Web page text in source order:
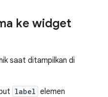
ke widget
saat ditampilkan di
label elemen